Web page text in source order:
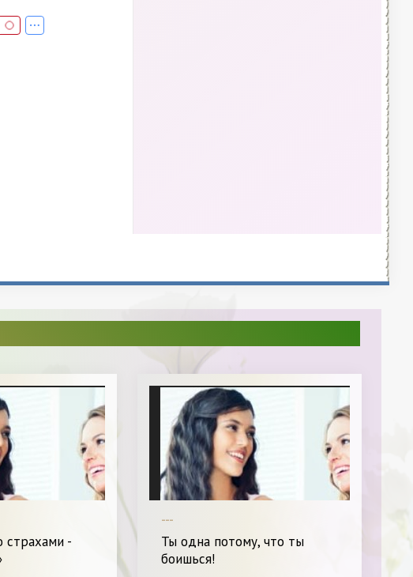
страхами -
---
Ты одна потому, что ты
боишься!